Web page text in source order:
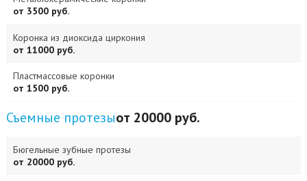
от 3500 руб.
Коронка из диоксида циркония
от 11000 руб.
Пластмассовые коронки
от 1500 руб.
Съемные протезыот 20000 руб.
Бюгельные зубные протезы
от 20000 руб.